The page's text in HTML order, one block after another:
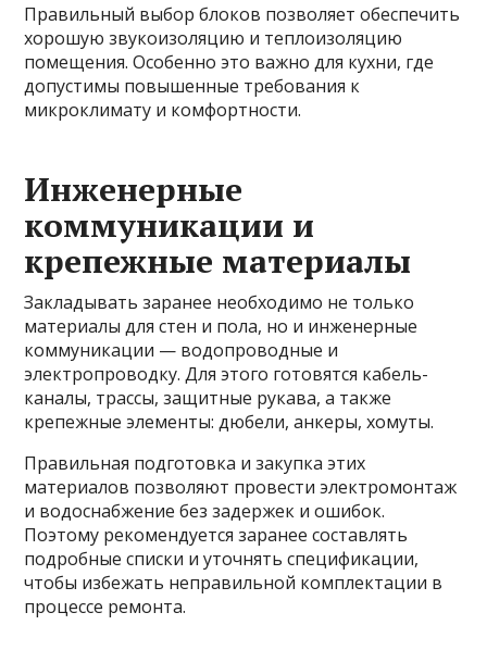
Правильный выбор блоков позволяет обеспечить
хорошую звукоизоляцию и теплоизоляцию
помещения. Особенно это важно для кухни, где
допустимы повышенные требования к
микроклимату и комфортности.
Инженерные
коммуникации и
крепежные материалы
Закладывать заранее необходимо не только
материалы для стен и пола, но и инженерные
коммуникации — водопроводные и
электропроводку. Для этого готовятся кабель-
каналы, трассы, защитные рукава, а также
крепежные элементы: дюбели, анкеры, хомуты.
Правильная подготовка и закупка этих
материалов позволяют провести электромонтаж
и водоснабжение без задержек и ошибок.
Поэтому рекомендуется заранее составлять
подробные списки и уточнять спецификации,
чтобы избежать неправильной комплектации в
процессе ремонта.